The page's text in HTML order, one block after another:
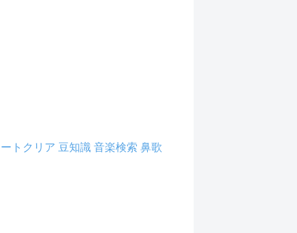
トクリア 豆知識 音楽検索 鼻歌